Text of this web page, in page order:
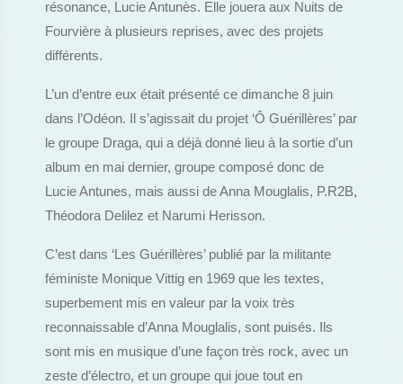
résonance, Lucie Antunès. Elle jouera aux Nuits de
Fourvière à plusieurs reprises, avec des projets
différents.
L’un d’entre eux était présenté ce dimanche 8 juin
dans l’Odéon. Il s’agissait du projet ‘Ô Guérillères’ par
le groupe Draga, qui a déjà donné lieu à la sortie d’un
album en mai dernier, groupe composé donc de
Lucie Antunes, mais aussi de Anna Mouglalis, P.R2B,
Théodora Delilez et Narumi Herisson.
C’est dans ‘Les Guérillères’ publié par la militante
féministe Monique Vittig en 1969 que les textes,
superbement mis en valeur par la voix très
reconnaissable d’Anna Mouglalis, sont puisés. Ils
sont mis en musique d’une façon très rock, avec un
zeste d’électro, et un groupe qui joue tout en